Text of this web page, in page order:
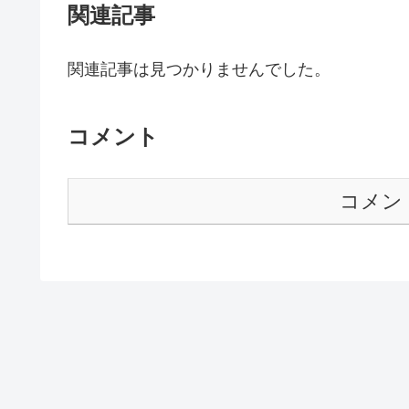
関連記事
関連記事は見つかりませんでした。
コメント
コメン